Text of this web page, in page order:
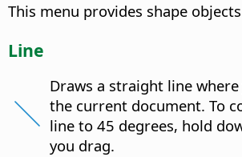
This menu provides shape
Line
Draws a straight line
the current document. To
line to 45 degrees, hold
you drag.